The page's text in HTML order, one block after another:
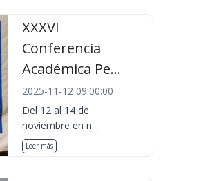
XXXVI
Conferencia
Académica Pe...
2025-11-12 09:00:00
Del 12 al 14 de
noviembre en n...
Leer más